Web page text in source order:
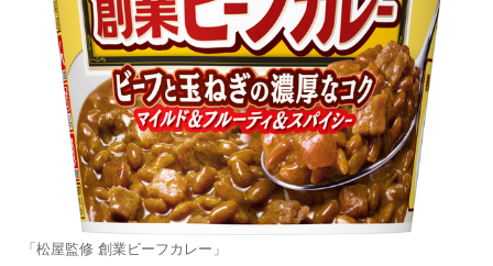
「松屋監修 創業ビーフカレー」